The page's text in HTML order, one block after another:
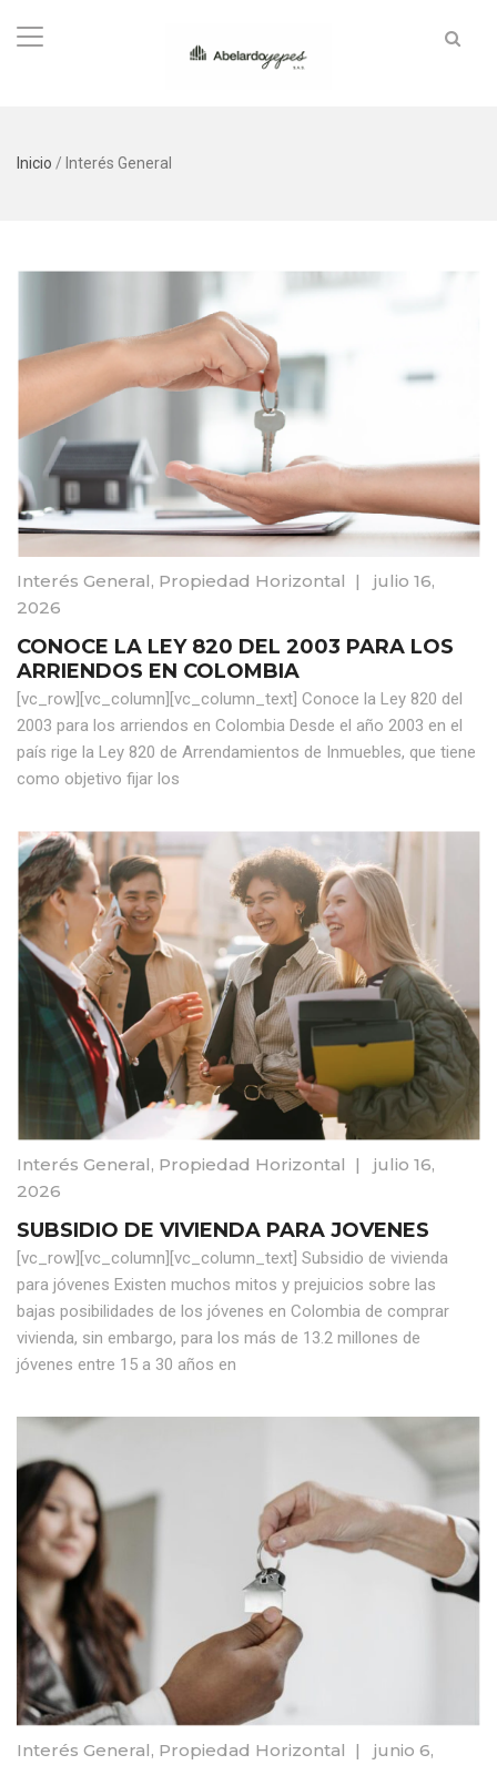
Inicio / Interés General
Interés General, Propiedad Horizontal | julio 16,
2026
CONOCE LA LEY 820 DEL 2003 PARA LOS
ARRIENDOS EN COLOMBIA
[vc_row][vc_column][vc_column_text] Conoce la Ley 820 del
2003 para los arriendos en Colombia Desde el año 2003 en el
país rige la Ley 820 de Arrendamientos de Inmuebles, que tiene
como objetivo fijar los
Interés General, Propiedad Horizontal | julio 16,
2026
SUBSIDIO DE VIVIENDA PARA JOVENES
[vc_row][vc_column][vc_column_text] Subsidio de vivienda
para jóvenes Existen muchos mitos y prejuicios sobre las
bajas posibilidades de los jóvenes en Colombia de comprar
vivienda, sin embargo, para los más de 13.2 millones de
jóvenes entre 15 a 30 años en
Interés General, Propiedad Horizontal | junio 6,